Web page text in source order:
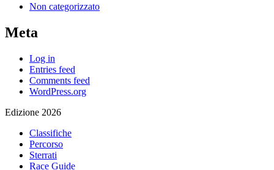
Non categorizzato
Meta
Log in
Entries feed
Comments feed
WordPress.org
Edizione 2026
Classifiche
Percorso
Sterrati
Race Guide